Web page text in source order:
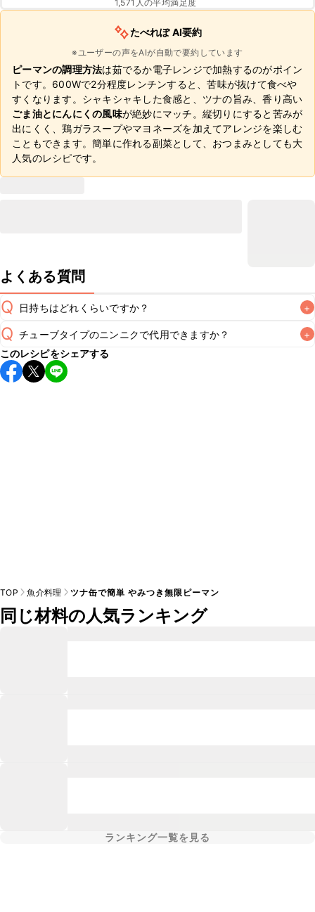
1,571 人の平均満足度
たべれぽ AI要約
※ユーザーの声をAIが自動で要約しています
ピーマンの調理方法は茹でるか電子レンジで加熱するのがポイン
トです。600Wで2分程度レンチンすると、苦味が抜けて食べや
すくなります。シャキシャキした食感と、ツナの旨み、香り高い
ごま油とにんにくの風味が絶妙にマッチ。縦切りにすると苦みが
出にくく、鶏ガラスープやマヨネーズを加えてアレンジを楽しむ
こともできます。簡単に作れる副菜として、おつまみとしても大
人気のレシピです。
よくある質問
Q 日持ちはどれくらいですか？ +
A
保存期間は冷蔵で当日中が目安です。なるべくお早めにお召
し上がりください。
※日持ちは目安です。
Q チューブタイプのニンニクで代用できますか？ +
A
チューブタイプのニンニクを使用してもお作りいただけま
す。小さじ1/2を目安に加え、お好みの風味になるようご調節
このレシピをシェアする
TOP 魚介料理 ツナ缶で簡単 やみつき無限ピーマン
同じ材料の人気ランキング
ランキング一覧を見る